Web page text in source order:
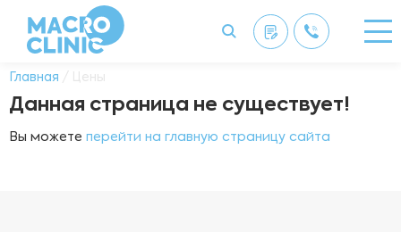
Главная / Цены
Данная страница не существует!
Вы можете перейти на главную страницу сайта